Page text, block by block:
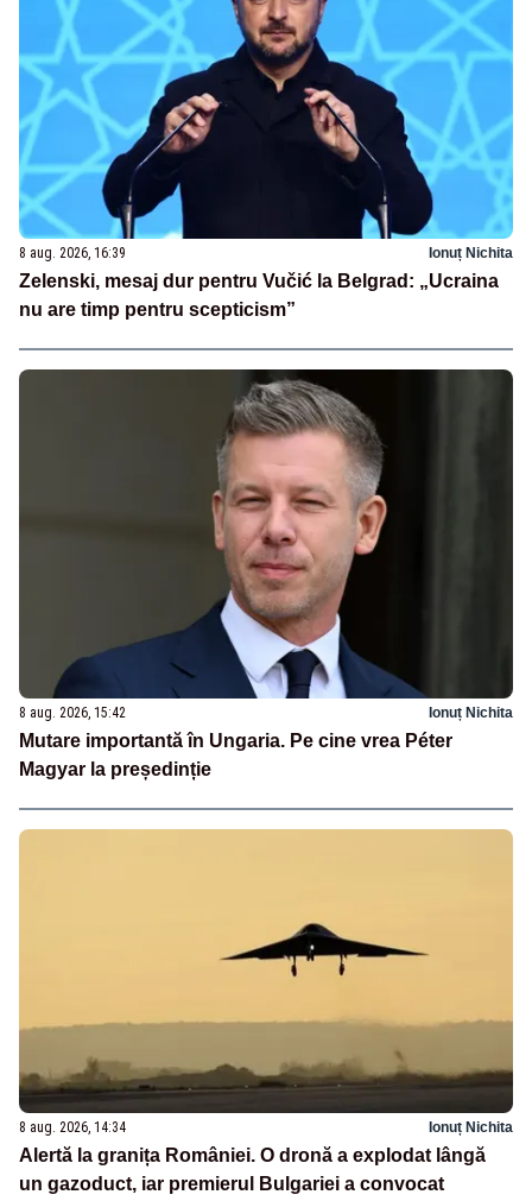
8 aug. 2026, 16:39 Ionuț Nichita
Zelenski, mesaj dur pentru Vučić la Belgrad: „Ucraina
nu are timp pentru scepticism”
8 aug. 2026, 15:42 Ionuț Nichita
Mutare importantă în Ungaria. Pe cine vrea Péter
Magyar la președinție
8 aug. 2026, 14:34 Ionuț Nichita
Alertă la granița României. O dronă a explodat lângă
un gazoduct, iar premierul Bulgariei a convocat